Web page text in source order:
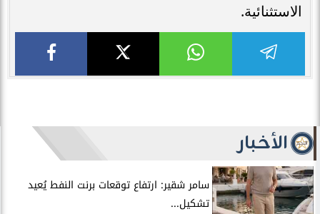
الاستثنائية.
الأخبار
سامر شقير: ارتفاع توقعات برنت النفط يُعيد
تشكيل...